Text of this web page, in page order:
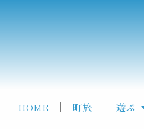
HOME 町旅 遊ぶ